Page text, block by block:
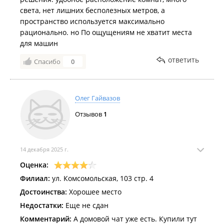
также многое другое.
Инфраструктура ЖК Кленовый парк
Комплекс создан с учётом всех потребностей современного
городского жителя. Магазины, аптека, пункты выдачи
заказов, кофейня и другие сервисы расположены на первых
доступ ко всем необходимым услугам, при этом сохраняет
приватность и уют закрытой внутренней территории.
света, нет лишних бесполезных метров, а
пространство используется максимально
рационально. но По ощущениям не хватит места
для машин
Спасибо 0 ответить
Олег Гайвазов
Отзывов 1
14 декабря 2025 г.
Оценка:
Филиал: ул. Комсомольская, 103 стр. 4
Достоинства: Хорошее место
Недостатки: Еще не сдан
Комментарий: А домовой чат уже есть. Купили тут